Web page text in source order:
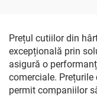
personalizată
bijuterii
Prețul cutiilor din
excepțională prin
asigură o
comerciale.
permit companiilor